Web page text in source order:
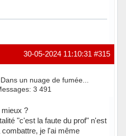
#315
30-05-2024 11:10:31
un nuage de fumée...
3 491
mieux ?
"c'est la faute du prof" n'est
je l'ai même